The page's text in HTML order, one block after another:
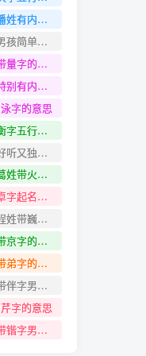
潘姓有内涵有诗意的名字
男孩简单清新有含义的名字
带量字的名字
特别有内涵的女孩名字
泳字的意思
衡字五行是什么
好听又独特有涵养的男孩名字
葛姓带火字名字
卓字起名寓意
程姓带巍字名字
带京字的名字
带弟字的名字
带伴字男孩名字
芹字的意思
带锴字男孩名字